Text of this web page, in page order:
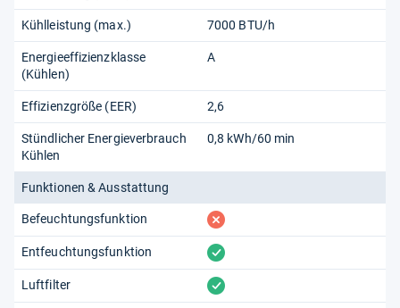
Kühlleistung (max.) 7000 BTU/h
Energieeffizienzklasse
(Kühlen)
A
Effizienzgröße (EER) 2,6
Stündlicher Energieverbrauch
Kühlen
0,8 kWh/60 min
Funktionen & Ausstattung
Befeuchtungsfunktion fehlt
Entfeuchtungsfunktion vorhanden
Luftfilter vorhanden